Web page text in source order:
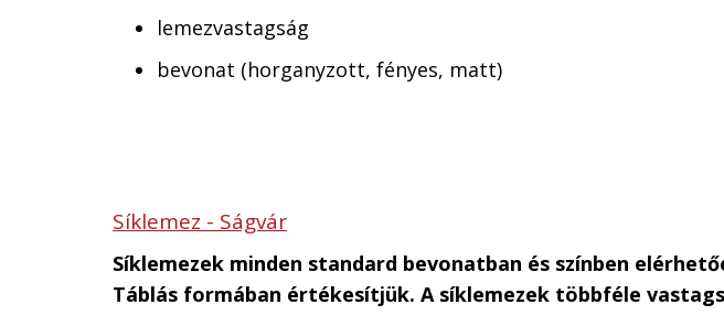
lemezvastagság
bevonat (horganyzott, fényes, matt)
Síklemez - Ságvár
Síklemezek minden standard bevonatban és színben
Táblás formában értékesítjük. A síklemezek többféle